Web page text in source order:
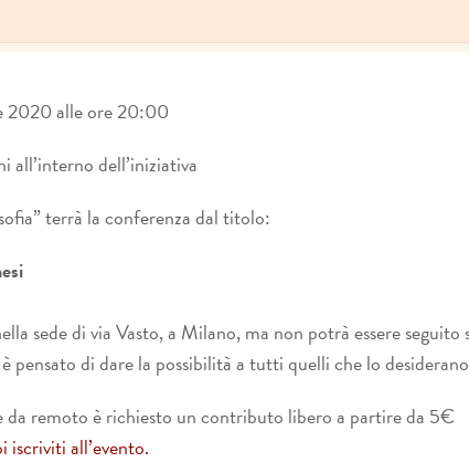
2020 alle ore 20:00
all’interno dell’iniziativa
terrà la conferenza dal titolo:
sede di via Vasto, a Milano, ma non potrà essere seguito
pensato di dare la possibilità a tutti quelli che lo
da remoto è richiesto un contributo libero a partire da 5€
iscriviti all’evento.